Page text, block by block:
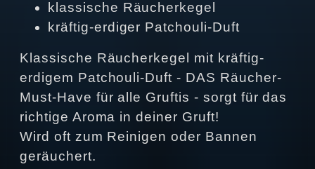
klassische Räucherkegel
kräftig-erdiger Patchouli-Duft
Klassische Räucherkegel mit kräftig-
erdigem Patchouli-Duft - DAS Räucher-
Must-Have für alle Gruftis - sorgt für das
richtige Aroma in deiner Gruft!
Wird oft zum Reinigen oder Bannen
geräuchert.